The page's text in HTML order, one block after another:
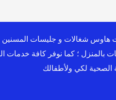
هاوس شغالات و جليسات
بالمنزل ؛ كما نوفر كافة خدمات
الصحية لكي ولأطفالك